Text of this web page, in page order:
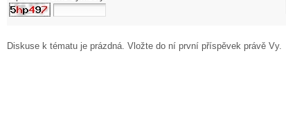
Diskuse k tématu je prázdná. Vložte do ní první příspěvek právě Vy.